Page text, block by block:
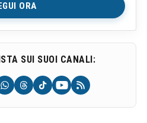
ORA
SUI SUOI CANALI: